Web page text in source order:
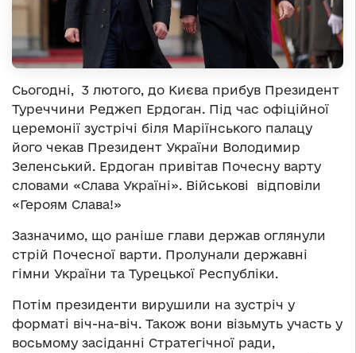
Сьогодні, 3 лютого, до Києва прибув Президент
Туреччини Реджеп Ердоган. Під час офіційної
церемонії зустрічі біля Маріїнського палацу
його чекав Президент України Володимир
Зеленський. Ердоган привітав Почесну варту
словами «Слава Україні». Військові відповіли
«Героям Слава!»
Зазначимо, що раніше глави держав оглянули
стрій Почесної варти. Пролунали державні
гімни України та Турецької Республіки.
Потім президенти вирушили на зустріч у
форматі віч-на-віч. Також вони візьмуть участь у
восьмому засіданні Стратегічної ради,